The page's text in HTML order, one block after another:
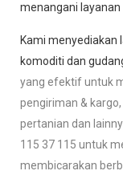
menangani
Kami menyediakan
komoditi dan
yang efektif untuk
pengiriman &
pertanian dan
115 37 115 untuk
membicarakan